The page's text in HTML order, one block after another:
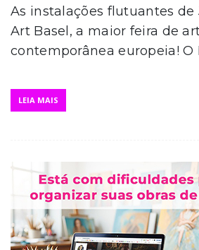
As instalações flutuantes de
Art Basel, a maior feira de
contemporânea europeia! O
LEIA MAIS